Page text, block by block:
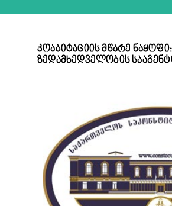
კოაბიტაციის მწარე
ზედამხედველობის